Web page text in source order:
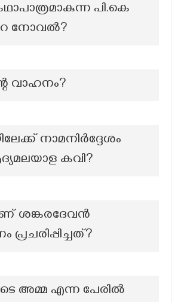
പി.കെ
നോവല്‍?
വാഹനം?
നാമനിർദ്ദേശം
കവി?
ശങ്കരദേവൻ
പ്രചരിപ്പിച്ചത്?
അമ്മ എന്ന പേരിൽ